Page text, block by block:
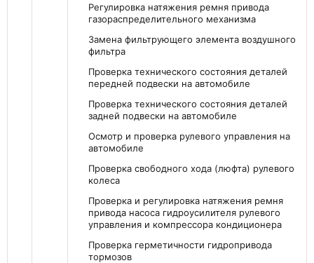
Регулировка натяжения ремня привода
газораспределительного механизма
Замена фильтрующего элемента воздушного
фильтра
Проверка технического состояния деталей
передней подвески на автомобиле
Проверка технического состояния деталей
задней подвески на автомобиле
Осмотр и проверка рулевого управления на
автомобиле
Проверка свободного хода (люфта) рулевого
колеса
Проверка и регулировка натяжения ремня
привода насоса гидроусилителя рулевого
управления и компрессора кондиционера
Проверка герметичности гидропривода
тормозов